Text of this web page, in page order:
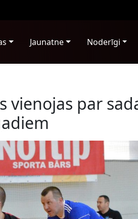
Jaunatne Noderīgi
vienojas par